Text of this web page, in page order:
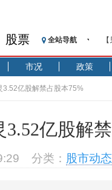
股票 全站导航
记
央
沥
市况 政策
3.52亿股解禁占股本75%
亿股解
分类： 股市动态